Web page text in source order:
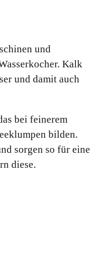
und
Kalk
und damit auch
bei feinerem
bilden.
sorgen so für eine
diese.